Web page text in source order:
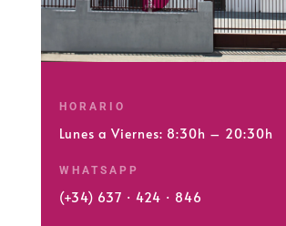
HORARIO
Lunes a Viernes: 8:30h – 20:30h
WHATSAPP
(+34) 637 · 424 · 846